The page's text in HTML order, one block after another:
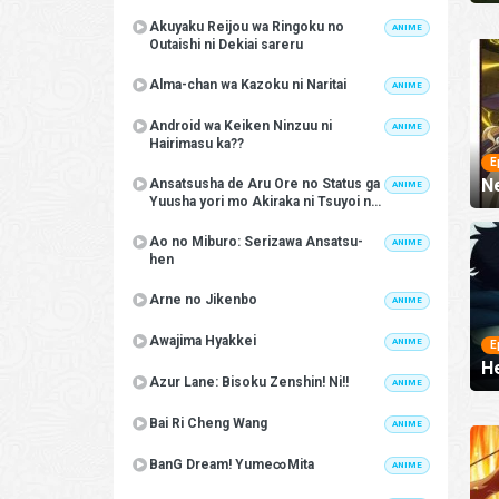
Akuyaku Reijou wa Ringoku no
Outaishi ni Dekiai sareru
ANIME
Alma-chan wa Kazoku ni Naritai ANIME
Android wa Keiken Ninzuu ni
Hairimasu ka??
ANIME
Ansatsusha de Aru Ore no Status ga
Yuusha yori mo Akiraka ni Tsuyoi no
ANIME
Ao no Miburo: Serizawa Ansatsu-
hen
ANIME
Arne no Jikenbo ANIME
Awajima Hyakkei ANIME
Azur Lane: Bisoku Zenshin! Ni!! ANIME
Bai Ri Cheng Wang ANIME
BanG Dream! Yume∞Mita ANIME